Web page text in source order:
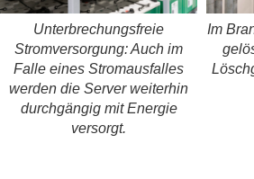
Unterbrechungsfreie
Stromversorgung: Auch im
Falle eines Stromausfalles
werden die Server weiterhin
durchgängig mit Energie
versorgt.
Im